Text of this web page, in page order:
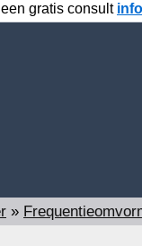
gratis consult
»